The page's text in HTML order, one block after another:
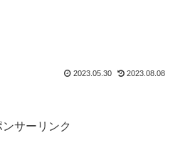
2023.05.30 2023.08.08
ンサーリンク